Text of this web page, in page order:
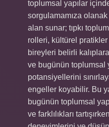
toplumsal yapılar
sorgulamamıza olanak
alan sunar; tıpkı
rolleri, kültürel
bireyleri belirli
ve bugünün toplumsal
potansiyellerini
engeller koyabilir. Bu
bugünün toplumsal
ve farklılıkları